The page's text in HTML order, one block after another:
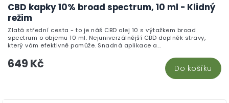
CBD kapky 10% broad spectrum, 10 ml - Klidný
režim
649 Kč Do košíku
Zlatá střední cesta - to je náš CBD olej 10 s výtažkem broad
spectrum o objemu 10 ml. Nejuniverzálnější CBD doplněk stravy,
který vám efektivně pomůže. Snadná aplikace a...